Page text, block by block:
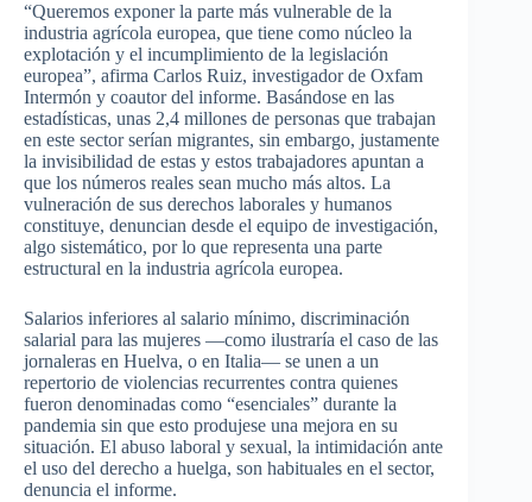
“Queremos exponer la parte más vulnerable de la
industria agrícola europea, que tiene como núcleo la
explotación y el incumplimiento de la legislación
europea”, afirma Carlos Ruiz, investigador de Oxfam
Intermón y coautor del informe. Basándose en las
estadísticas, unas 2,4 millones de personas que trabajan
en este sector serían migrantes, sin embargo, justamente
la invisibilidad de estas y estos trabajadores apuntan a
que los números reales sean mucho más altos. La
vulneración de sus derechos laborales y humanos
constituye, denuncian desde el equipo de investigación,
algo sistemático, por lo que representa una parte
estructural en la industria agrícola europea.
Salarios inferiores al salario mínimo, discriminación
salarial para las mujeres —como ilustraría el caso de las
jornaleras en Huelva, o en Italia— se unen a un
repertorio de violencias recurrentes contra quienes
fueron denominadas como “esenciales” durante la
pandemia sin que esto produjese una mejora en su
situación. El abuso laboral y sexual, la intimidación ante
el uso del derecho a huelga, son habituales en el sector,
denuncia el informe.